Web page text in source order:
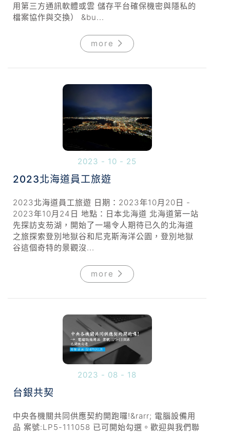
用第三方通訊軟體或雲 儲存平台確保機密與隱私的
檔案協作與交換） &bu...
more
2023 - 10 - 25
2023北海道員工旅遊
2023北海道員工旅遊 日期：2023年10月20日 -
2023年10月24日 地點：日本北海道 北海道第一站
先探訪支芴湖，開始了一場令人期待已久的北海道
之旅探索登別地獄谷和尼克斯海洋公園，登別地獄
谷這個奇特的景觀沒...
more
2023 - 08 - 18
台銀共契
中央各機關共同供應契約開跑囉!&rarr; 電腦設備用
品 案號:LP5-111058 已可開始勾選。歡迎與我們聯